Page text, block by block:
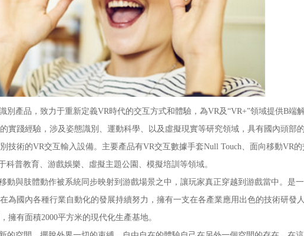
產品，致力于重新定義VR時代的交互方式和體驗，為VR及“VR+”領域提供B端
實踐經驗，涉及姿態識別、運動科學、以及虛擬現實等研究領域，具有國內頭部的
術的VR交互輸入設備。主要產品有VR交互數據手套Null Touch、面向移動VR的
普教育、游戲娛樂、虛擬主題公園、模擬培訓等領域。
與肢體動作被系統同步映射到游戲場景之中，讓玩家真正穿越到游戲當中。是
為國內各種行業自動化的發展持續努力，擁有一支在各產業應用出色的技術研發
有面積2000平方米的現代化生產基地。